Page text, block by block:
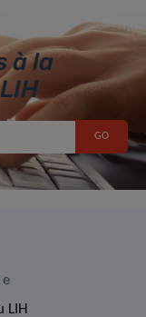
à la
LIH